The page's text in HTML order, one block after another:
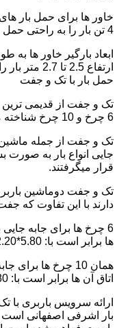
خاور ها برای حمل بار
4 تن بار را به راحتی حمل میکنند.
ارتفاع 2.5 تا 2.7 متر بار را به راحتی میتوان روی آنها قرار داد.
حمل بار با تک و جفت
تک و جفت از قدیمی ترین
6 چرخ و 10 چرخ شناخته میشوند.
تک و جفت از جمله
جایی انواع بار به صورت
قرار میگرفتند.
تک و جفت دوماشین
دارند با این تفاوت که جفت 5 تن بیشتر از تک بار حمل
ها برابر است با: 5.80*2.20 متر
اتاق آن ها برابر است با: 6.80*2.25 متر
ارائه سرویس باربری
بار اشرفی اصفهانی است